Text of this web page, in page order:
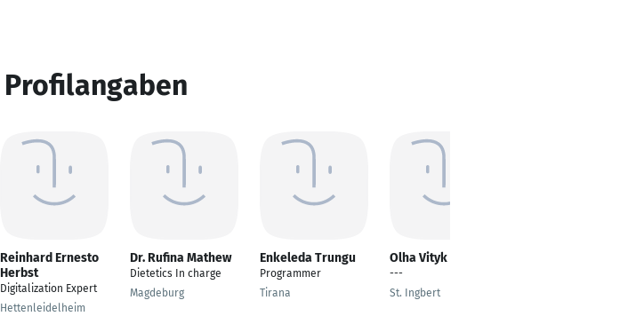
Reinhard Ernesto
Herbst
Digitalization Expert
Hettenleidelheim
Dr. Rufina Mathew
Dietetics In charge
Magdeburg
Enkeleda Trungu
Programmer
Tirana
Olha Vityk
---
St. Ingbert